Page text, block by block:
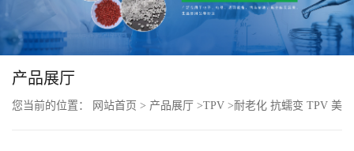
页
公
产品展厅
您当前的位置： 网站首页 > 产品展厅 >TPV >耐老化 抗蠕变 TPV 美